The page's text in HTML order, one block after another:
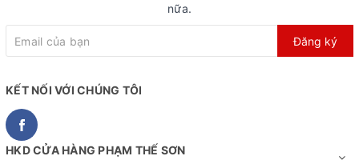
nữa.
Đăng ký
KẾT NỐI VỚI CHÚNG TÔI
HKD CỬA HÀNG PHẠM THẾ SƠN